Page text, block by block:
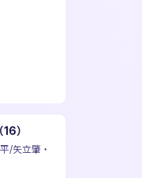
）
矢立肇・